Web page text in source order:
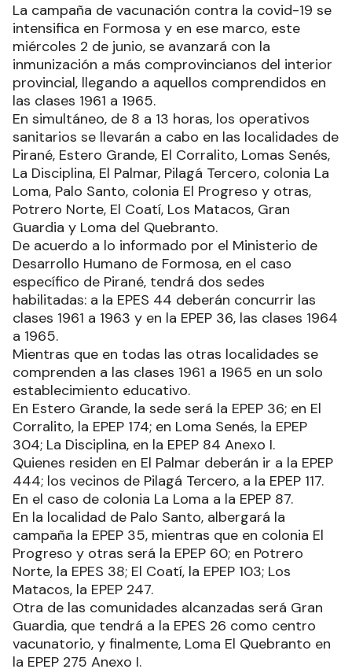
La campaña de vacunación contra la covid-19 se
intensifica en Formosa y en ese marco, este
miércoles 2 de junio, se avanzará con la
inmunización a más comprovincianos del interior
provincial, llegando a aquellos comprendidos en
las clases 1961 a 1965.
En simultáneo, de 8 a 13 horas, los operativos
sanitarios se llevarán a cabo en las localidades de
Pirané, Estero Grande, El Corralito, Lomas Senés,
La Disciplina, El Palmar, Pilagá Tercero, colonia La
Loma, Palo Santo, colonia El Progreso y otras,
Potrero Norte, El Coatí, Los Matacos, Gran
Guardia y Loma del Quebranto.
De acuerdo a lo informado por el Ministerio de
Desarrollo Humano de Formosa, en el caso
específico de Pirané, tendrá dos sedes
habilitadas: a la EPES 44 deberán concurrir las
clases 1961 a 1963 y en la EPEP 36, las clases 1964
a 1965.
Mientras que en todas las otras localidades se
comprenden a las clases 1961 a 1965 en un solo
establecimiento educativo.
En Estero Grande, la sede será la EPEP 36; en El
Corralito, la EPEP 174; en Loma Senés, la EPEP
304; La Disciplina, en la EPEP 84 Anexo I.
Quienes residen en El Palmar deberán ir a la EPEP
444; los vecinos de Pilagá Tercero, a la EPEP 117.
En el caso de colonia La Loma a la EPEP 87.
En la localidad de Palo Santo, albergará la
campaña la EPEP 35, mientras que en colonia El
Progreso y otras será la EPEP 60; en Potrero
Norte, la EPES 38; El Coatí, la EPEP 103; Los
Matacos, la EPEP 247.
Otra de las comunidades alcanzadas será Gran
Guardia, que tendrá a la EPES 26 como centro
vacunatorio, y finalmente, Loma El Quebranto en
la EPEP 275 Anexo I.